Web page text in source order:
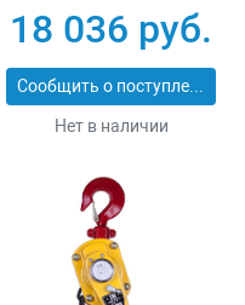
18 036 руб.
Сообщить о поступлении
Нет в наличии